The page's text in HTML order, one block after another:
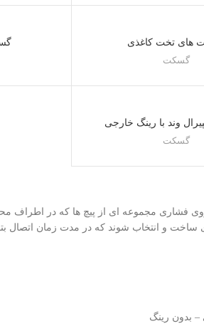
های تخت کاغذی
گسکت
وند با رینگ خارجی
گسکت
فشاری مجموعه ای از پیچ ها که در اطراف
و انتخاب شوند که در مدت زمان اتصال
بدون رینگ